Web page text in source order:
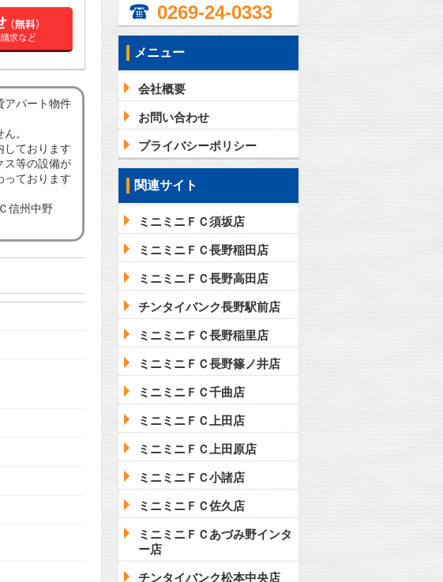
アパート物件
。
しております
ス等の設備が
っております
信州中野
0269-24-0333
メニュー
会社概要
お問い合わせ
プライバシーポリシー
関連サイト
ミニミニＦＣ須坂店
ミニミニＦＣ長野稲田店
ミニミニＦＣ長野高田店
チンタイバンク長野駅前店
ミニミニＦＣ長野稲里店
ミニミニＦＣ長野篠ノ井店
ミニミニＦＣ千曲店
ミニミニＦＣ上田店
ミニミニＦＣ上田原店
ミニミニＦＣ小諸店
ミニミニＦＣ佐久店
ミニミニＦＣあづみ野インタ
ー店
チンタイバンク松本中央店